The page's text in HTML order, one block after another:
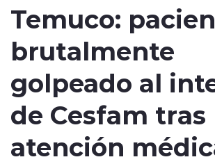
Deportes
Internacional
Temuco:
brutalmente
golpeado al
de Cesfam
atención